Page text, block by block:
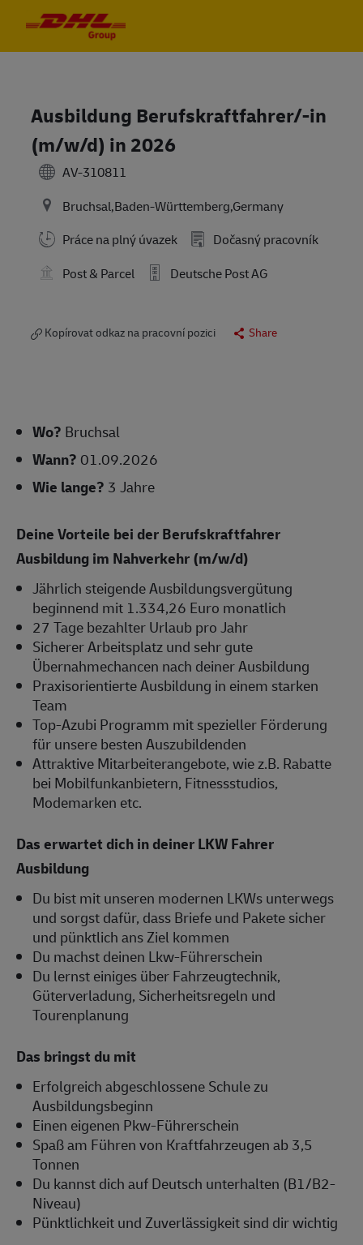
Ausbildung Berufskraftfahrer/-in
(m/w/d) in 2026
AV-310811
Bruchsal,Baden-Württemberg,Germany
Práce na plný úvazek
Dočasný pracovník
Post & Parcel
Deutsche Post AG
Kopírovat odkaz na pracovní pozici Share
Wo? Bruchsal
Wann? 01.09.2026
Wie lange? 3 Jahre
Deine Vorteile bei der Berufskraftfahrer
Ausbildung im Nahverkehr (m/w/d)
Jährlich steigende Ausbildungsvergütung
beginnend mit 1.334,26 Euro monatlich
27 Tage bezahlter Urlaub pro Jahr
Sicherer Arbeitsplatz und sehr gute
Übernahmechancen nach deiner Ausbildung
Praxisorientierte Ausbildung in einem starken
Team
Top-Azubi Programm mit spezieller Förderung
für unsere besten Auszubildenden
Attraktive Mitarbeiterangebote, wie z.B. Rabatte
bei Mobilfunkanbietern, Fitnessstudios,
Modemarken etc.
Das erwartet dich in deiner LKW Fahrer
Ausbildung
Du bist mit unseren modernen LKWs unterwegs
und sorgst dafür, dass Briefe und Pakete sicher
und pünktlich ans Ziel kommen
Du machst deinen Lkw-Führerschein
Du lernst einiges über Fahrzeugtechnik,
Güterverladung, Sicherheitsregeln und
Tourenplanung
Das bringst du mit
Erfolgreich abgeschlossene Schule zu
Ausbildungsbeginn
Einen eigenen Pkw-Führerschein
Spaß am Führen von Kraftfahrzeugen ab 3,5
Tonnen
Du kannst dich auf Deutsch unterhalten (B1/B2-
Niveau)
Pünktlichkeit und Zuverlässigkeit sind dir wichtig